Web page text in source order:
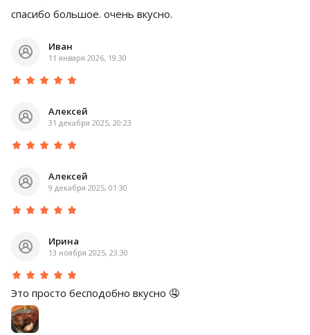
спасибо большое. очень вкусно.
Иван
11 января 2026, 19:30
Алексей
31 декабря 2025, 20:23
Алексей
9 декабря 2025, 01:30
Ирина
13 ноября 2025, 23:30
Это просто бесподобно вкусно 🤤